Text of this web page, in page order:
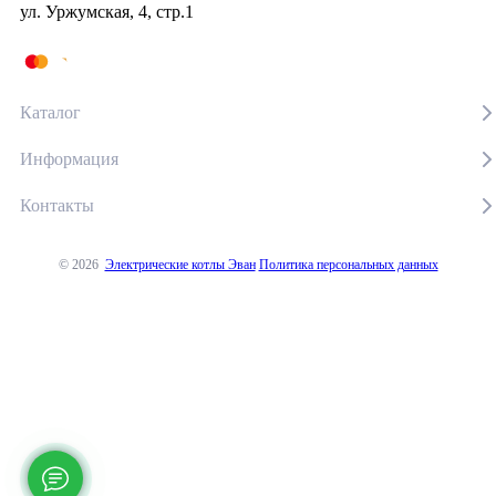
ул. Уржумская, 4, стр.1
Каталог
Информация
Контакты
© 2026 Электрические котлы Эван Политика персональных данных